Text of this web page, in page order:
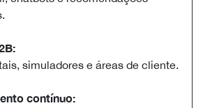
simuladores e áreas de cliente.
contínuo: